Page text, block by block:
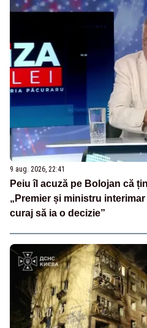
9 aug. 2026, 22:41
Peiu îl acuză pe Bolojan că
„Premier și ministru
curaj să ia o decizie”